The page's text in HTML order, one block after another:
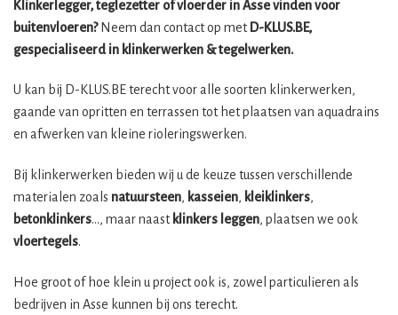
Klinkerlegger, teglezetter of vloerder in Asse vinden voor
buitenvloeren?Neem dan contact op metD-KLUS.BE,
gespecialiseerd in klinkerwerken & tegelwerken.
U kan bij D-KLUS.BE terecht voor alle soorten klinkerwerken,
gaande van opritten en terrassen tot het plaatsen van aquadrains
en afwerken van kleine rioleringswerken.
Bij klinkerwerken bieden wij u de keuze tussen verschillende
materialen zoals natuursteen, kasseien, kleiklinkers,
betonklinkers…, maar naastklinkers leggen, plaatsen we ook
vloertegels.
Hoe groot of hoe klein u project ook is, zowel particulieren als
bedrijven in Asse kunnen bij ons terecht.